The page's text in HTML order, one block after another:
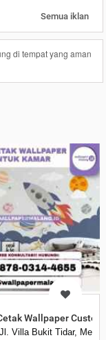
Semua iklan
di tempat yang aman
Wallpaper
Villa Bukit Tidar,